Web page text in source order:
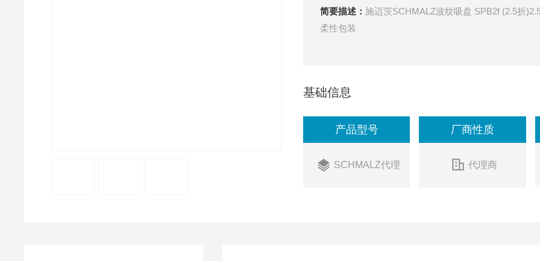
简要描述： 施迈茨SCHMALZ波纹吸盘 SPB2f (2.5折
柔性包装
基础信息
产品型号
SCHMALZ代理
厂商性质
代理商